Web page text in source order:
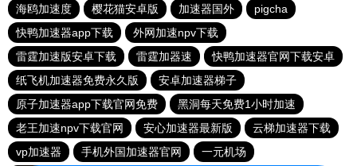
海鸥加速度
樱花猫安卓版 加速器国外
pigcha
快鸭加速器app下载
外网加速npv下载
雷霆加速版安卓下载
雷霆加器速
快鸭加速器官网下载安卓
纸飞机加速器免费永久版
安卓加速器梯子
原子加速器app下载官网免费
黑洞每天免费1小时加速
老王加速npv下载官网
安心加速器最新版
云梯加速器下载
vp加速器
手机外国加速器官网 一元机场